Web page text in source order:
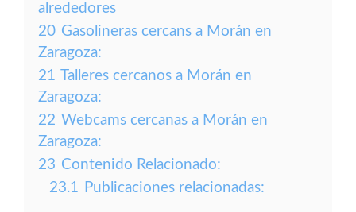
alrededores
20 Gasolineras cercans a Morán en
Zaragoza:
21 Talleres cercanos a Morán en
Zaragoza:
22 Webcams cercanas a Morán en
Zaragoza:
23 Contenido Relacionado:
23.1 Publicaciones relacionadas: